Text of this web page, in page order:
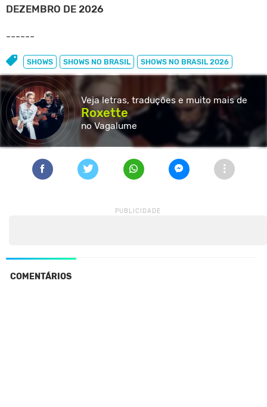
DEZEMBRO DE 2026
------
SHOWS SHOWS NO BRASIL SHOWS NO BRASIL 2026
Veja letras, traduções e muito mais de
Roxette
no Vagalume
COMENTÁRIOS